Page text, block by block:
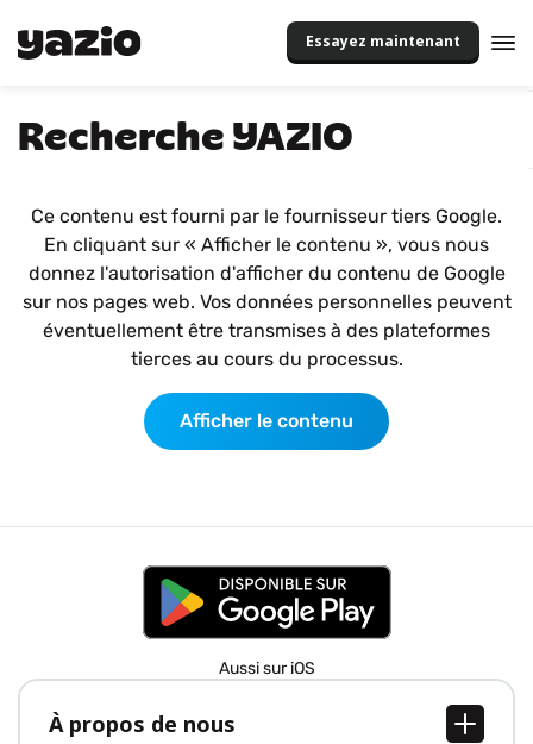
Essayez maintenant
Recherche YAZIO
Ce contenu est fourni par le fournisseur tiers Google.
En cliquant sur « Afficher le contenu », vous nous
donnez l'autorisation d'afficher du contenu de Google
sur nos pages web. Vos données personnelles peuvent
éventuellement être transmises à des plateformes
tierces au cours du processus.
Afficher le contenu
Aussi sur iOS
À propos de nous